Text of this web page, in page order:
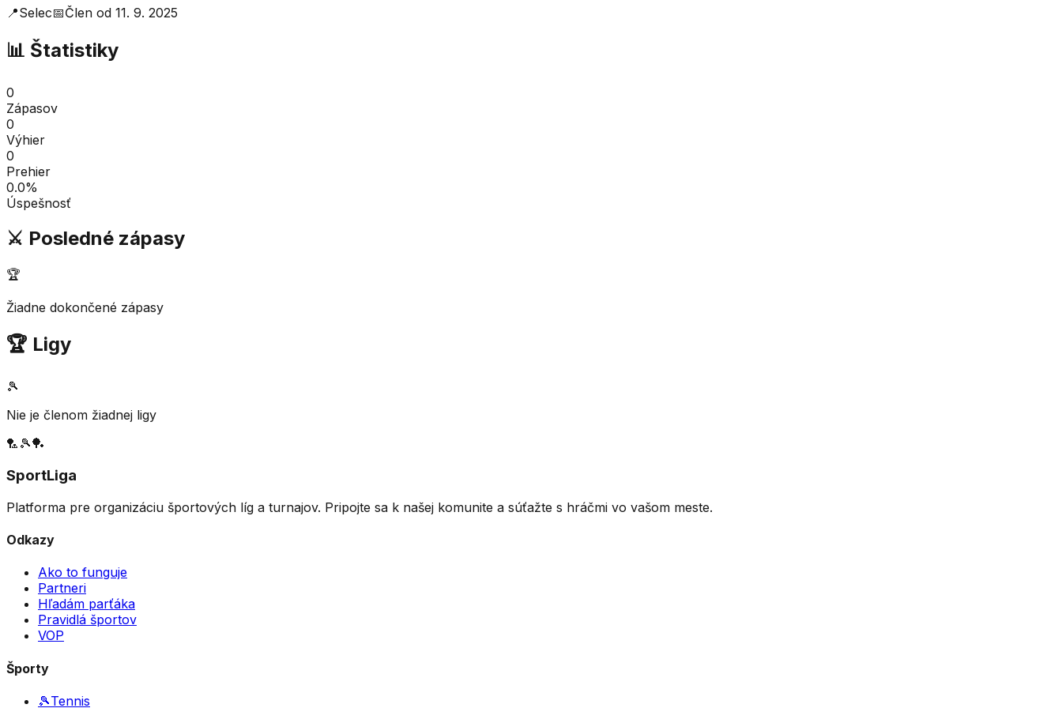
📍Selec📅Člen od 11. 9. 2025
📊 Štatistiky
0
Zápasov
0
Výhier
0
Prehier
0.0%
Úspešnosť
⚔️ Posledné zápasy
🏆
Žiadne dokončené zápasy
🏆 Ligy
🎾
Nie je členom žiadnej ligy
🏸 🎾🏓
SportLiga
Platforma pre organizáciu športových líg a turnajov. Pripojte sa k našej komunite a súťažte s hráčmi vo vašom meste.
Odkazy
Ako to funguje
Partneri
Hľadám parťáka
Pravidlá športov
VOP
Športy
🎾Tennis